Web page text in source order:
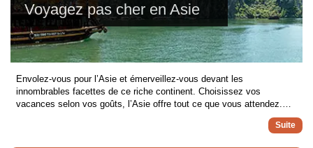
Voyagez pas cher en Asie
Envolez-vous pour l’Asie et émerveillez-vous devant les
innombrables facettes de ce riche continent. Choisissez vos
vacances selon vos goûts, l’Asie offre tout ce que vous attendez.
Que ce soit en séjour balnéaire sur les plages de Thaïlande et Bali
ou en circuit découverte au Sri Lanka, Vietnam ou en Inde, trouvez le